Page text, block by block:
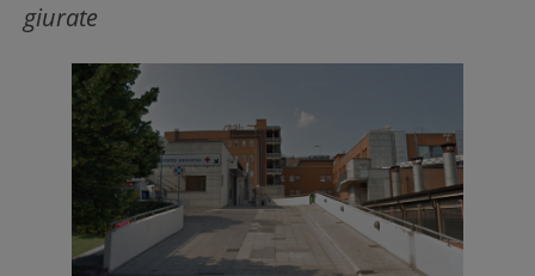
giurate